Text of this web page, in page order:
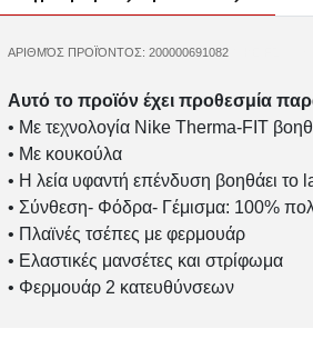
ΑΡΙΘΜΌΣ ΠΡΟΪΌΝΤΟΣ: 200000691082
Αυτό το προϊόν έχει προθεσμία
• Με τεχνολογία Nike Therma-FIT
• Με κουκούλα
• Η λεία υφαντή επένδυση βοηθάει το
• Σύνθεση- Φόδρα- Γέμισμα: 100%
• Πλαϊνές τσέπες με φερμουάρ
• Ελαστικές μανσέτες και στρίφωμα
• Φερμουάρ 2 κατευθύνσεων